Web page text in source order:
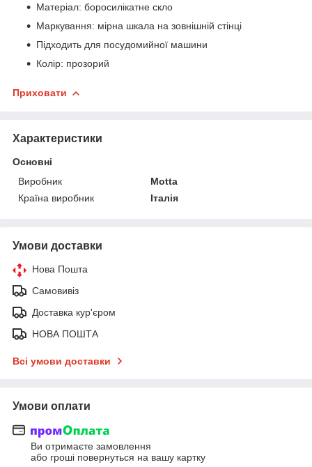
Матеріал: боросилікатне скло
Маркування: мірна шкала на зовнішній стінці
Підходить для посудомийної машини
Колір: прозорий
Приховати
Характеристики
Основні
Виробник
Motta
Країна виробник
Італія
Умови доставки
Нова Пошта
Самовивіз
Доставка кур'єром
НОВА ПОШТА
Всі умови доставки
Умови оплати
Ви отримаєте замовлення
або гроші повернуться на вашу картку